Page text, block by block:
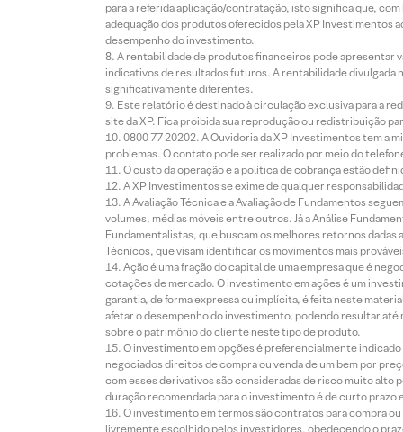
para a referida aplicação/contratação, isto significa que,
adequação dos produtos oferecidos pela XP Investimentos
desempenho do investimento.
A rentabilidade de produtos financeiros pode apresentar
indicativos de resultados futuros. A rentabilidade divulgada
significativamente diferentes.
Este relatório é destinado à circulação exclusiva para a
site da XP. Fica proibida sua reprodução ou redistribuição
0800 77 20202. A Ouvidoria da XP Investimentos tem a
problemas. O contato pode ser realizado por meio do
O custo da operação e a política de cobrança estão
A XP Investimentos se exime de qualquer
A Avaliação Técnica e a Avaliação de Fundamentos
volumes, médias móveis entre outros. Já a Análise
Fundamentalistas, que buscam os melhores retornos
Técnicos, que visam identificar os movimentos mais
Ação é uma fração do capital de uma empresa que é
cotações de mercado. O investimento em ações é um
garantia, de forma expressa ou implícita, é feita neste
afetar o desempenho do investimento, podendo resultar
sobre o patrimônio do cliente neste tipo de produto.
O investimento em opções é preferencialmente
negociados direitos de compra ou venda de um bem por
com esses derivativos são consideradas de risco muito alto
duração recomendada para o investimento é de curto
O investimento em termos são contratos para compra
livremente escolhido pelos investidores, obedecendo o